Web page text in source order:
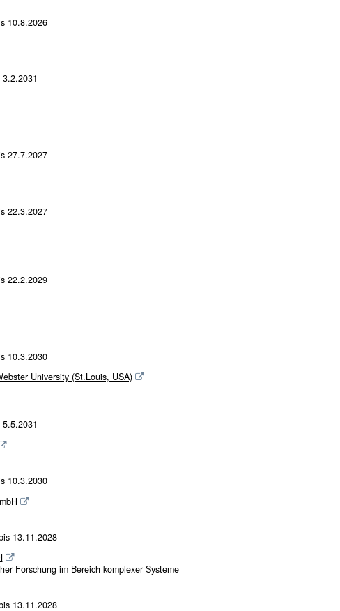
10.8.2026
27.7.2027
22.3.2027
22.2.2029
10.3.2030
University (St.Louis, USA)
10.3.2030
13.11.2028
Forschung im Bereich komplexer Systeme
13.11.2028